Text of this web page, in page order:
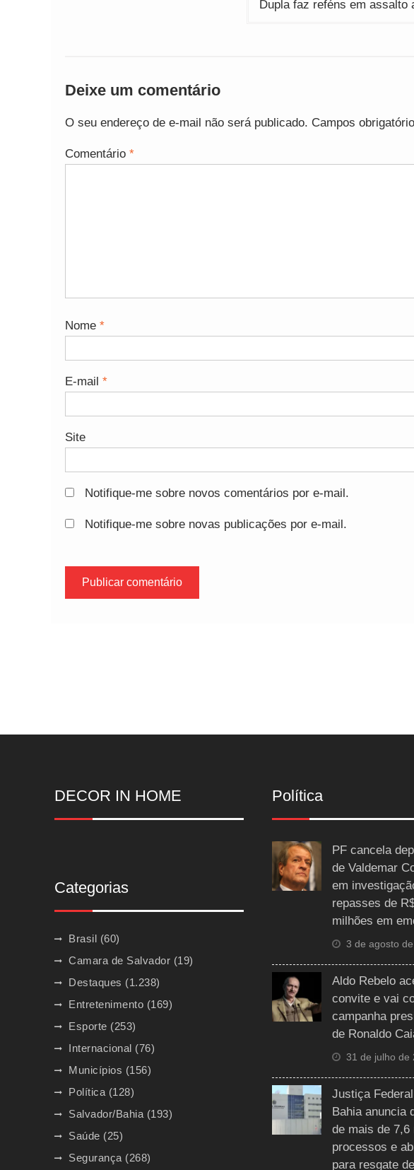
Dupla faz reféns em assalto
Deixe um comentário
O seu endereço de e-mail não será publicado. Campos
Comentário *
Nome *
E-mail *
Site
Notifique-me sobre novos comentários por e-mail.
Notifique-me sobre novas publicações por e-mail.
DECOR IN HOME
Categorias
Brasil (60)
Camara de Salvador (19)
Destaques (1.238)
Entretenimento (169)
Esporte (253)
Internacional (76)
Municípios (156)
Política (128)
Salvador/Bahia (193)
Saúde (25)
Segurança (268)
Política
PF cancela
de Valdemar
em
repasses de
milhões em
3 de agosto
Aldo Rebelo
convite e vai
campanha
de Ronaldo
31 de julho de
Justiça
Bahia anuncia
de mais de 7,6
processos e
para resgate de